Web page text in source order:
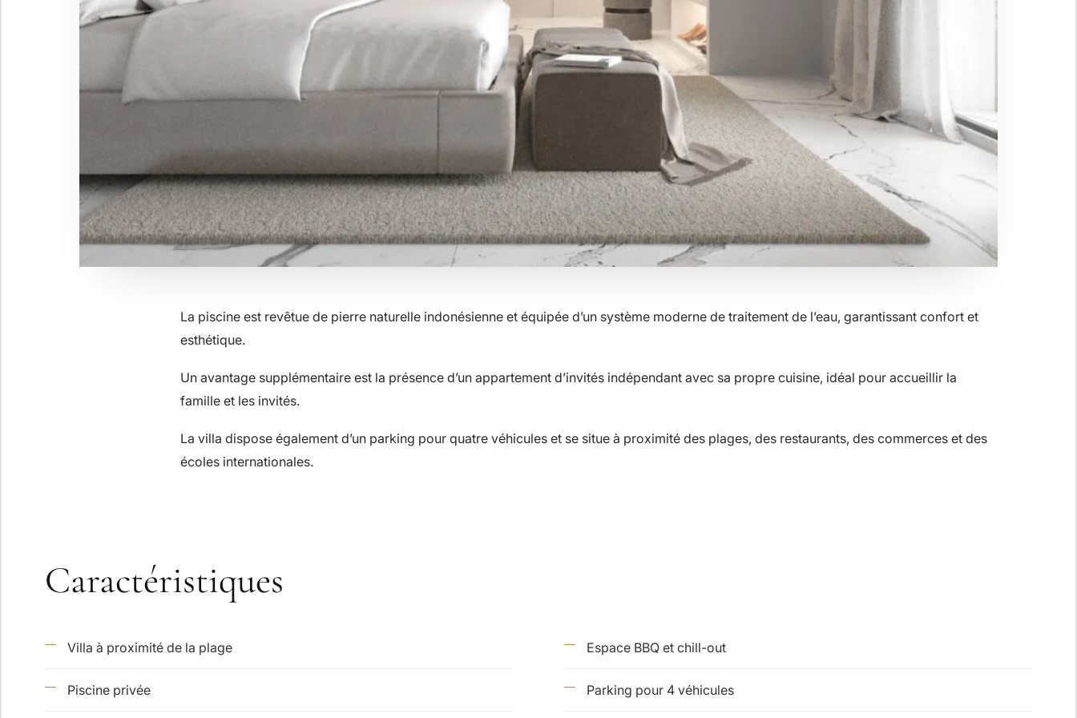
La piscine est revêtue de pierre naturelle indonésienne et équipée d’un système moderne de traitement de l’eau, garantissant confort et
esthétique.
Un avantage supplémentaire est la présence d’un appartement d’invités indépendant avec sa propre cuisine, idéal pour accueillir la
famille et les invités.
La villa dispose également d’un parking pour quatre véhicules et se situe à proximité des plages, des restaurants, des commerces et des
écoles internationales.
Caractéristiques
Villa à proximité de la plage
Piscine privée
Espace BBQ et chill-out
Parking pour 4 véhicules